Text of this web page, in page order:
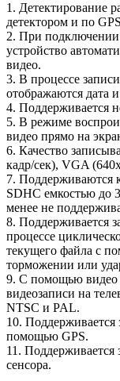
1. Детектирование
детектором и по
2. При подключении
устройство
видео.
3. В процессе
отображаются дата
4. Поддерживается
5. В режиме
видео прямо на
6. Качество
кадр/сек), VGA
7. Поддерживаются
SDHC емкостью до
менее не
8. Поддерживается
процессе
текущего файла с
торможении или
9. С помощью видео
видеозаписи на
NTSC и PAL.
10. Поддерживается
помощью GPS.
11. Поддерживается
сенсора.